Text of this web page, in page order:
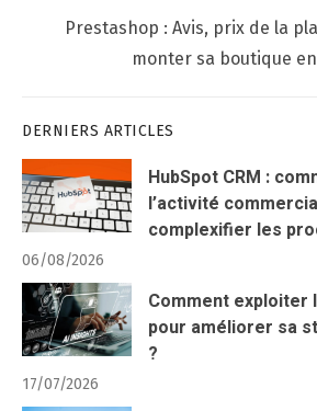
NextPrestashop : Avis, prix de la
monter sa boutique
DERNIERS ARTICLES
HubSpot CRM :
l’activité
complexifier les
06/08/2026
Comment exploiter
pour améliorer sa
?
17/07/2026